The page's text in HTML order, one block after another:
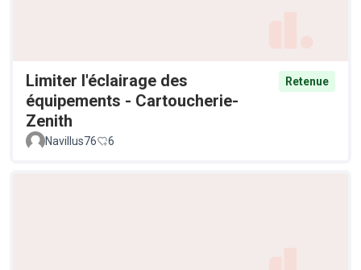
Limiter l'éclairage des
équipements - Cartoucherie-
Zenith
Retenue
Navillus76 6